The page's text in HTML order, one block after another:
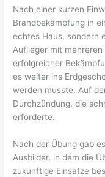
Nach einer kurzen
Brandbekämpfung in
echtes Haus, sondern
Auflieger mit
erfolgreicher
es weiter ins
werden musste. Auf
Durchzündung, die
erforderte.
Nach der Übung gab
Ausbilder, in dem die
zukünftige Einsätze